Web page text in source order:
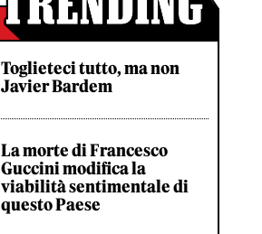
Toglieteci tutto, ma non
Javier Bardem
La morte di Francesco
Guccini modifica la
viabilità sentimentale di
questo Paese